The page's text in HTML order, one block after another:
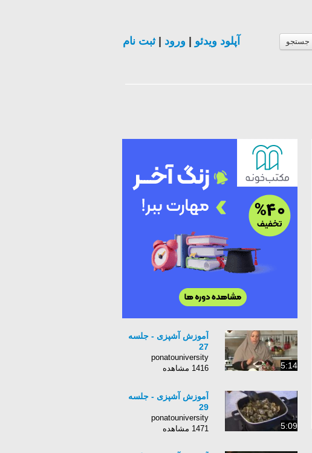
جستجو آپلود ویدئو ورود |ثبت نام
5:14
آموزش آشپزی - جلسه
27
ponatouniversity
1416 مشاهده
5:09
آموزش آشپزی - جلسه
29
ponatouniversity
1471 مشاهده